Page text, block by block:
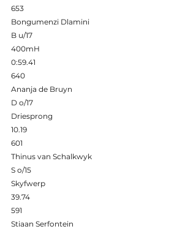
653
Bongumenzi Dlamini
B u/17
400mH
0:59.41
640
Ananja de Bruyn
D o/17
Driesprong
10.19
601
Thinus van Schalkwyk
S o/15
Skyfwerp
39.74
591
Stiaan Serfontein